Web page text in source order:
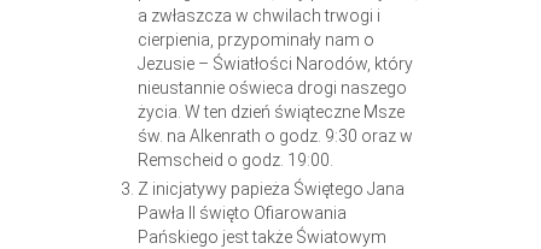
a zwłaszcza w chwilach trwogi i
cierpienia, przypominały nam o
Jezusie – Światłości Narodów, który
nieustannie oświeca drogi naszego
życia. W ten dzień świąteczne Msze
św. na Alkenrath o godz. 9:30 oraz w
Remscheid o godz. 19:00.
Z inicjatywy papieża Świętego Jana
Pawła II święto Ofiarowania
Pańskiego jest także Światowym